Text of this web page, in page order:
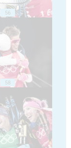
56
58